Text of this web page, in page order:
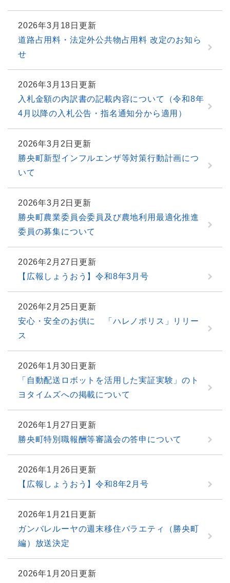
2026年3月18日更新
道路占用料・法定外公共物占用料 改定のお知ら
せ
2026年3月13日更新
入札金額の内訳書の記載内容について（令和8年
4月以降の入札公告・指名通知分から適用）
2026年3月2日更新
勝央町新型インフルエンザ等対策行動計画につ
いて
2026年3月2日更新
勝央町農業委員会委員及び農地利用最適化推進
委員の募集について
2026年2月27日更新
【広報しょうおう】令和8年3月号
2026年2月25日更新
安心・安全のお供に 「ハレノポリス」リリー
ス
2026年1月30日更新
「自動配送ロボットを活用した実証実験」のト
ヨタイムズへの掲載について
2026年1月27日更新
勝央町特別職報酬等審議会の答申について
2026年1月26日更新
【広報しょうおう】令和8年2月号
2026年1月21日更新
ガンバレルーヤの週末移住バラエティ（勝央町
編）放送決定
2026年1月20日更新